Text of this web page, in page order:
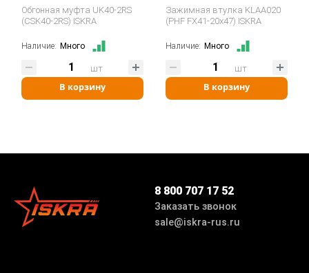
Обгонная муфта UK40-2RS
(CSK40-2RS) ISKRA
Наличие: Много
В корзину
шт
Зажимная втулка KLAA020
(PHF FX41-20x47) ISKRA
Наличие: Много
В корзину
шт
8 800 707 17 52
Заказать звонок
sale@iskra-rus.ru